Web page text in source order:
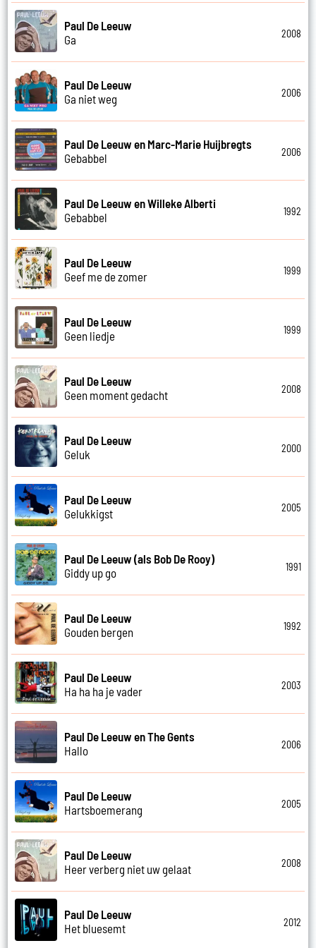
Paul De Leeuw
Ga
2008
Paul De Leeuw
Ga niet weg
2006
Paul De Leeuw en Marc-Marie Huijbregts
Gebabbel
2006
Paul De Leeuw en Willeke Alberti
Gebabbel
1992
Paul De Leeuw
Geef me de zomer
1999
Paul De Leeuw
Geen liedje
1999
Paul De Leeuw
Geen moment gedacht
2008
Paul De Leeuw
Geluk
2000
Paul De Leeuw
Gelukkigst
2005
Paul De Leeuw (als Bob De Rooy)
Giddy up go
1991
Paul De Leeuw
Gouden bergen
1992
Paul De Leeuw
Ha ha ha je vader
2003
Paul De Leeuw en The Gents
Hallo
2006
Paul De Leeuw
Hartsboemerang
2005
Paul De Leeuw
Heer verberg niet uw gelaat
2008
Paul De Leeuw
Het bluesemt
2012